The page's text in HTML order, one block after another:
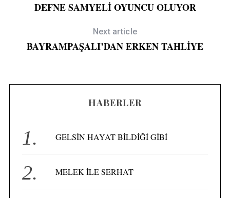
DEFNE SAMYELİ OYUNCU OLUYOR
Next article
BAYRAMPAŞALI’DAN ERKEN TAHLİYE
HABERLER
GELSİN HAYAT BİLDİĞİ GİBİ
MELEK İLE SERHAT
o